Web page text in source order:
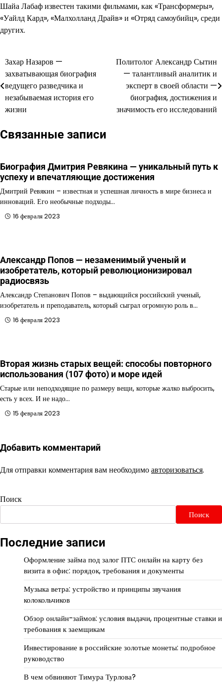
Шайа Лабаф известен такими фильмами, как «Трансформеры»,
«Уайлд Кард», «Малхолланд Драйв» и «Отряд самоубийц», среди
других.
Навигация
по
записям
Захар Назаров —
захватывающая биография
ведущего разведчика и
незабываемая история его
жизни
Политолог Александр Сытин
— талантливый аналитик и
эксперт в своей области —
биография, достижения и
значимость его исследований
Связанные записи
Биография Дмитрия Ревякина — уникальный путь к
успеху и впечатляющие достижения
Дмитрий Ревякин – известная и успешная личность в мире бизнеса и
инноваций. Его необычные подходы…
16 февраля 2023
Александр Попов — незаменимый ученый и
изобретатель, который революционизировал
радиосвязь
Александр Степанович Попов – выдающийся российский ученый,
изобретатель и преподаватель, который сыграл огромную роль в…
16 февраля 2023
Вторая жизнь старых вещей: способы повторного
использования (107 фото) и море идей
Старые или неподходящие по размеру вещи, которые жалко выбросить,
есть у всех. И не надо…
15 февраля 2023
Добавить комментарий
Для отправки комментария вам необходимоавторизоваться.
Поиск
Поиск
Последние записи
Оформление займа под залог ПТС онлайн на карту без
визита в офис: порядок, требования и документы
Музыка ветра: устройство и принципы звучания
колокольчиков
Обзор онлайн-займов: условия выдачи, процентные ставки и
требования к заемщикам
Инвестирование в российские золотые монеты: подробное
руководство
В чем обвиняют Тимура Турлова?